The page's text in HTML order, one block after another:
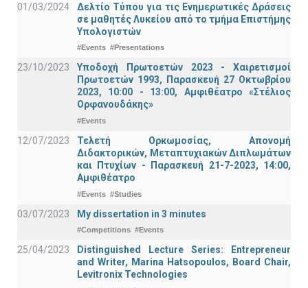
01/03/2024
Δελτίο Τύπου για τις Ενημερωτικές Δράσεις
σε μαθητές Λυκείου από το τμήμα Επιστήμης
Υπολογιστών
#Events #Presentations
23/10/2023
Υποδοχή Πρωτοετών 2023 - Χαιρετισμοί
Πρωτοετών 1993, Παρασκευή 27 Οκτωβρίου
2023, 10:00 - 13:00, Αμφιθέατρο «Στέλιος
Ορφανουδάκης»
#Events
12/07/2023
Τελετή Ορκωμοσίας, Απονομή
Διδακτορικών, Μεταπτυχιακών Διπλωμάτων
και Πτυχίων - Παρασκευή 21-7-2023, 14:00,
Αμφιθέατρο
#Events #Studies
03/07/2023 My dissertation in 3 minutes
#Competitions #Events
25/04/2023
Distinguished Lecture Series: Entrepreneur
and Writer, Marina Hatsopoulos, Board Chair,
Levitronix Technologies